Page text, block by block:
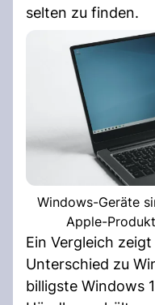
selten zu finden.
Windows-Geräte
Apple-
Ein Vergleich
Unterschied zu
billigste Windows